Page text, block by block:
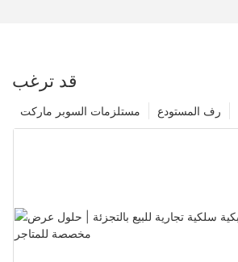
قد ترغب
رف المستودع مستلزمات السوبر ماركت